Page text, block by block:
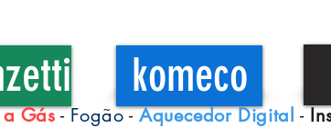
komeco
Gás-Fogão-Aquecedor Digital -